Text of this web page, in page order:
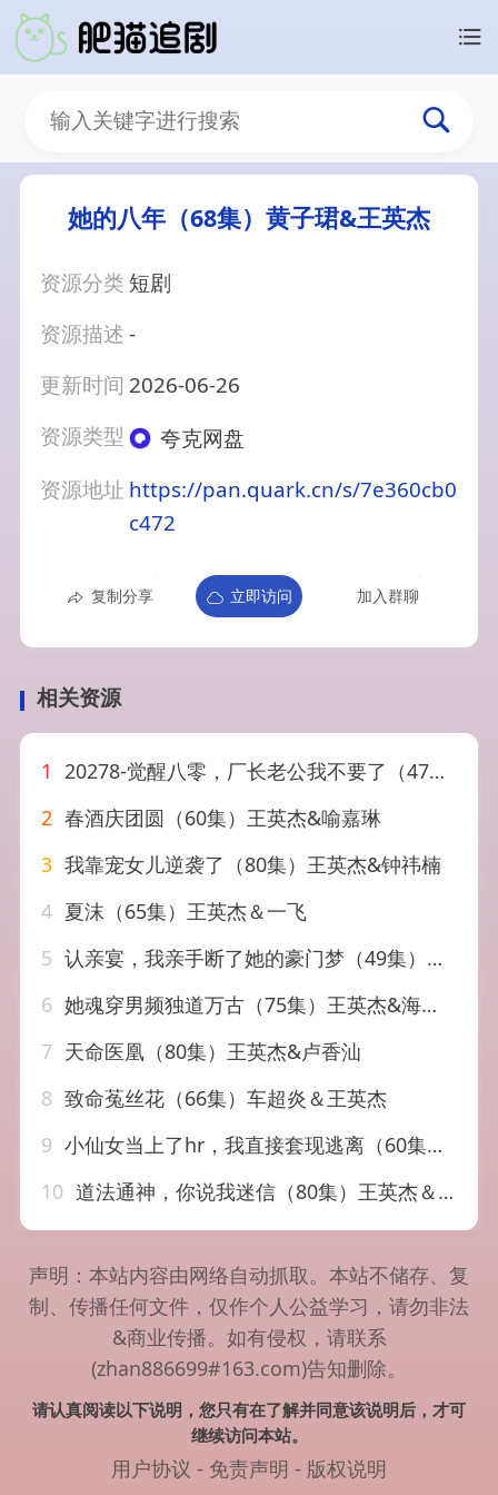
她的八年（68集）黄子珺&王英杰
资源分类 短剧
资源描述-
更新时间 2026-06-26
资源类型
夸克网盘
资源地址 https://pan.quark.cn/s/7e360cb0
c472
复制分享 立即访问 加入群聊
相关资源
1 20278-觉醒八零，厂长老公我不要了（47集）王英杰＆刘欣悦
2 春酒庆团圆（60集）王英杰&喻嘉琳
3 我靠宠女儿逆袭了（80集）王英杰&钟祎楠
4 夏沫（65集）王英杰＆一飞
5 认亲宴，我亲手断了她的豪门梦（49集）张杰＆卢巧
6 她魂穿男频独道万古（75集）王英杰&海依凡
7 天命医凰（80集）王英杰&卢香汕
8 致命菟丝花（66集）车超炎＆王英杰
9 小仙女当上了hr，我直接套现逃离（60集）王英杰&张凯悦
10 道法通神，你说我迷信（80集）王英杰＆尹司思
声明：本站内容由网络自动抓取。本站不储存、复
制、传播任何文件，仅作个人公益学习，请勿非法
&商业传播。如有侵权，请联系
(zhan886699#163.com)告知删除。
请认真阅读以下说明，您只有在了解并同意该说明后，才可
继续访问本站。
用户协议 - 免责声明 - 版权说明